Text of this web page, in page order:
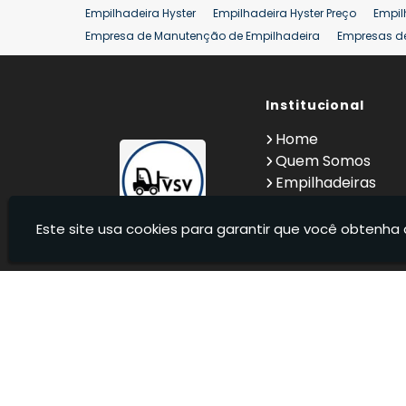
Empilhadeira Hyster
Empilhadeira Hyster Preço
Empresa de Manutenção de Empilhadeira
Empresas
Locação Empilhadeira Hyster
Locação Empilhadeira
Comprar Empilhadeira
Locação de Empilhadeira 25 ton
Comprar
Institucional
Home
Quem Somos
Empilhadeiras
Informações
Este site usa cookies para garantir que você obtenha